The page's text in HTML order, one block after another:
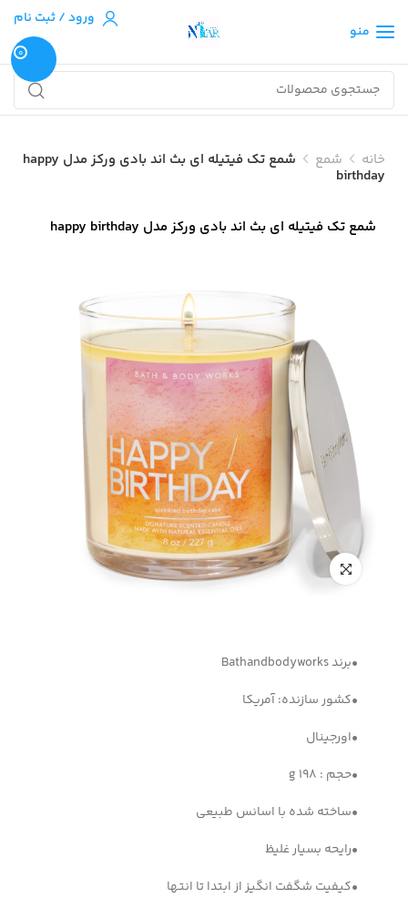
منو
ورود / ثبت نام
0
خانه شمع شمع تک فیتیله ای بث اند بادی ورکز مدل happy
birthday
شمع تک فیتیله ای بث اند بادی ورکز مدل happy birthday
•برند Bathandbodyworks
•کشور سازنده: آمریکا
•اورجینال
•حجم : g 198
•ساخته شده با اسانس طبیعی
•رایحه بسیار غلیظ
•کیفیت شگفت انگیز از ابتدا تا انتها